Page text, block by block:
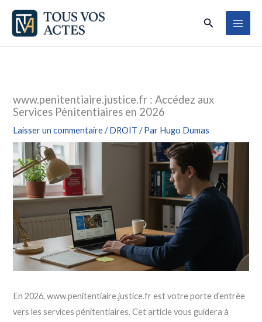
Aller
contenu
Rechercher
www.penitentiaire.justice.fr : Accédez aux
Services Pénitentiaires en 2026
Laisser un commentaire /DROIT / Par Hugo Dumas
En 2026, www.penitentiaire.justice.fr est votre porte d’entrée
vers les services pénitentiaires. Cet article vous guidera à